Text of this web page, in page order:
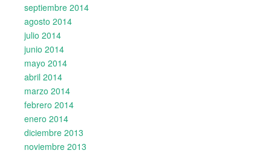
septiembre 2014
agosto 2014
julio 2014
junio 2014
mayo 2014
abril 2014
marzo 2014
febrero 2014
enero 2014
diciembre 2013
noviembre 2013